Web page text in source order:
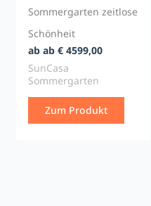
Sommergarten zeitlose
Schönheit
ab ab € 4599,00
SunCasa
Sommergarten
Zum Produkt